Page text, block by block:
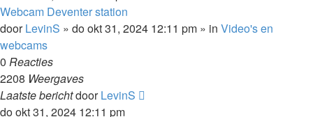
Webcam Deventer station
doorLevinS » do okt 31, 2024 12:11 pm » in Video's en
webcams
0 Reacties
2208 Weergaves
Laatste berichtdoorLevinS
do okt 31, 2024 12:11 pm